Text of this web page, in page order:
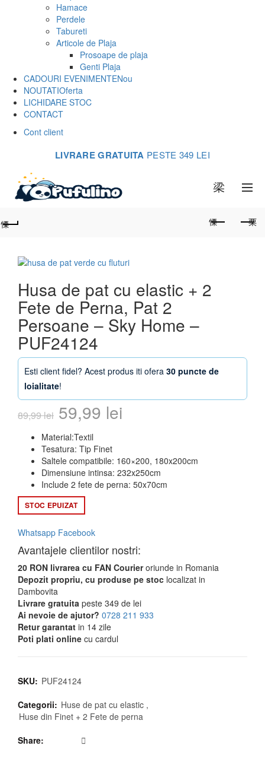
Hamace
Perdele
Tabureti
Articole de Plaja
Prosoape de plaja
Genti Plaja
CADOURI EVENIMENTENou
NOUTATIOferta
LICHIDARE STOC
CONTACT
Cont client
LIVRARE GRATUITA PESTE 349 LEI
Husa de pat cu elastic + 2
Fete de Perna, Pat 2
Persoane – Sky Home –
PUF24124
Esti client fidel? Acest produs iti ofera 30 puncte de
loialitate!
89,99lei Prețul
inițial
a
fost:
89,99 lei.
59,99 lei
este:
59,99 lei.
Material:Textil
Tesatura: Tip Finet
Saltele compatibile: 160×200, 180x200cm
Dimensiune intinsa: 232x250cm
Include 2 fete de perna: 50x70cm
STOC EPUIZAT
Whatsapp Facebook
Avantajele clientilor nostri:
20 RON livrarea cu FAN Courieroriunde in Romania
Depozit propriu, cu produse pe stoc localizat in
Dambovita
Livrare gratuita peste 349 de lei
Ai nevoie de ajutor? 0728 211 933
Retur garantat in 14 zile
Poti plati online cu cardul
SKU: PUF24124
Categorii: Huse de pat cu elastic ,
Huse din Finet + 2 Fete de perna
Share